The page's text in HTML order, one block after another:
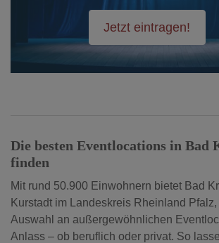
Jetzt eintragen!
Die besten Eventlocations in Bad
finden
Mit rund 50.900 Einwohnern bietet Bad
Kurstadt im Landeskreis Rheinland
Auswahl an außergewöhnlichen
Anlass – ob beruflich oder privat. So